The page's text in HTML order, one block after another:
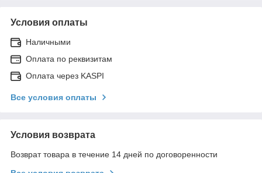
Условия оплаты
Наличными
Оплата по реквизитам
Оплата через KASPI
Все условия оплаты
Условия возврата
Возврат товара в течение 14 дней по договоренности